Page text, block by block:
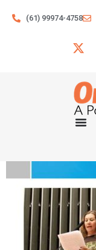
(61) 99974-4758